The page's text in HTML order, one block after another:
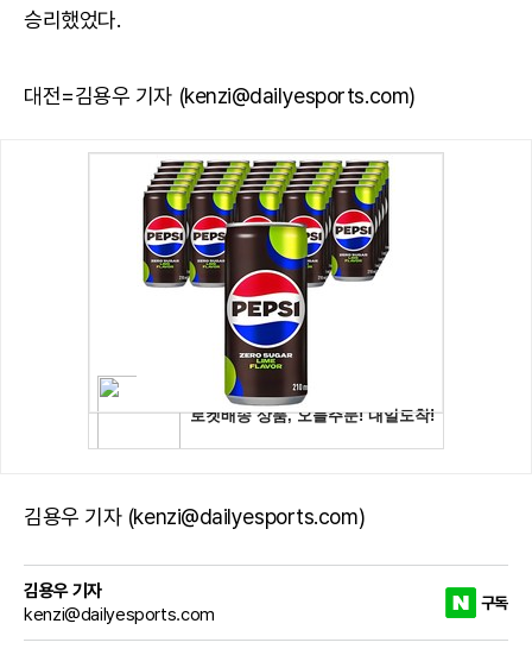
승리했었다.
대전=김용우 기자 (kenzi@dailyesports.com)
김용우 기자 (kenzi@dailyesports.com)
김용우 기자
kenzi@dailyesports.com
구독